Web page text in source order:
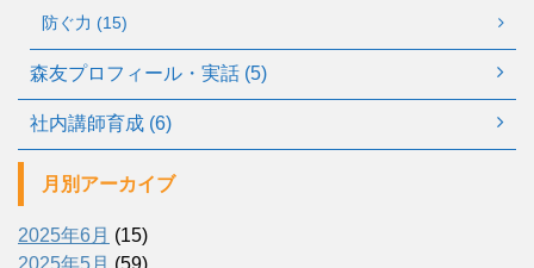
防ぐ力 (15)
森友プロフィール・実話 (5)
社内講師育成 (6)
月別アーカイブ
2025年6月 (15)
2025年5月 (59)